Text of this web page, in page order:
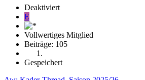
Deaktiviert
E
Vollwertiges Mitglied
Beiträge: 105
Gespeichert